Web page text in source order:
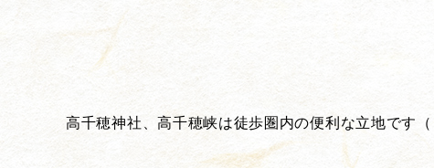
高千穂神社、高千穂峡は徒歩圏内の便利な立地です